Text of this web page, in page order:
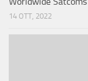
14 OTT, 2022